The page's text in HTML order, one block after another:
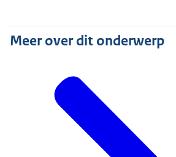
Meer over dit onderwerp